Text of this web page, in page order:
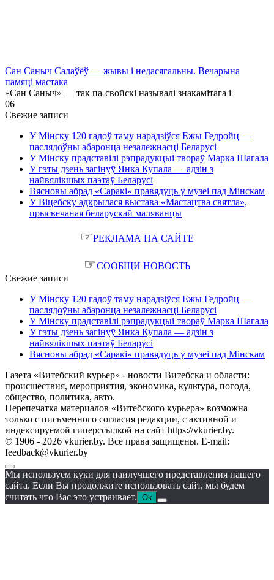
Сан Саныч Салаўёў — жывы і недасягальны. Вечарына
памяці мастака
«Сан Саныч» — так па-свойскі называлі знакамітага і
06
Свежие записи
У Мінску 120 гадоў таму нарадзіўся Ежы Гедройц —
паслядоўны абаронца незалежнасці Беларусі
У Мінску прадставілі рэпрадукцыі твораў Марка Шагала
У гэты дзень загінуў Янка Купала — адзін з
найвялікшых паэтаў Беларусі
Вясновы абрад «Саракі» правядуць у музеі пад Мінскам
У Віцебску адкрылася выстава «Мастацтва святла»,
прысвечаная беларускай маляванцы
☞РЕКЛАМА НА САЙТЕ
☞СООБЩИ НОВОСТЬ
Свежие записи
У Мінску 120 гадоў таму нарадзіўся Ежы Гедройц —
паслядоўны абаронца незалежнасці Беларусі
У Мінску прадставілі рэпрадукцыі твораў Марка Шагала
У гэты дзень загінуў Янка Купала — адзін з
найвялікшых паэтаў Беларусі
Вясновы абрад «Саракі» правядуць у музеі пад Мінскам
Газета «Витебский курьер» - новости Витебска и области:
происшествия, мероприятия, экономика, культура, погода,
общество, политика, авто.
Перепечатка материалов «Витебского курьера» возможна
только с письменного согласия редакции, с активной и
индексируемой гиперссылкой на сайт https://vkurier.by.
© 1906 - 2026 vkurier.by. Все права защищены. E-mail:
feedback@vkurier.by
Мы используем куки для наилучшего представления нашего
сайта. Если Вы продолжите использовать сайт, мы будем
считать что Вас это устраивает. Ok